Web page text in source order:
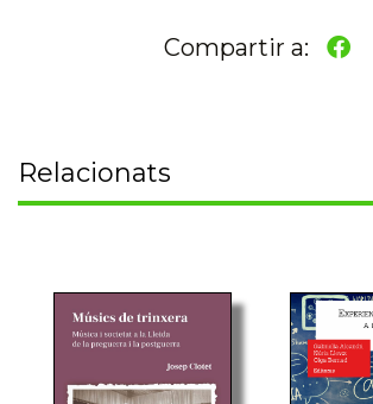
Compartir a:
Relacionats